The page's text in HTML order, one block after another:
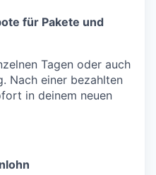
für Pakete und
Tagen oder auch
Nach einer bezahlten
in deinem neuen